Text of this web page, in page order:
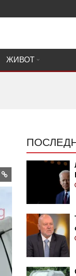
ЖИВОТ